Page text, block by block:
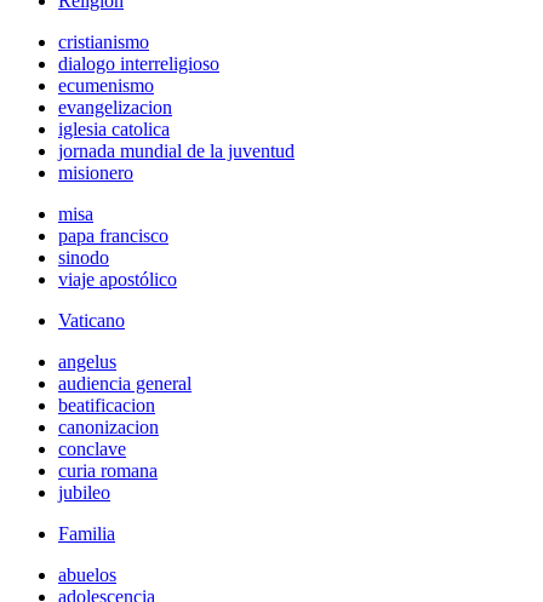
cristianismo
dialogo interreligioso
ecumenismo
evangelizacion
iglesia catolica
jornada mundial de la juventud
misionero
misa
papa francisco
sinodo
viaje apostólico
Vaticano
angelus
audiencia general
beatificacion
canonizacion
conclave
curia romana
jubileo
Familia
abuelos
adolescencia